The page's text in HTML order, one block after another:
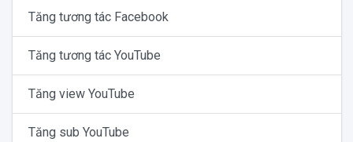
Tăng tương tác Facebook
Tăng tương tác YouTube
Tăng view YouTube
Tăng sub YouTube